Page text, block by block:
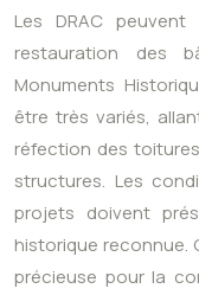
Les DRAC
restauration des
Monuments
être très variés,
réfection des
structures. Les
projets doivent
historique reconnue.
précieuse pour la